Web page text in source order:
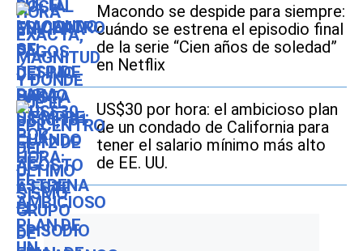
Macondo se despide para siempre:
cuándo se estrena el episodio final
de la serie “Cien años de soledad”
en Netflix
US$30 por hora: el ambicioso plan
de un condado de California para
tener el salario mínimo más alto
de EE. UU.